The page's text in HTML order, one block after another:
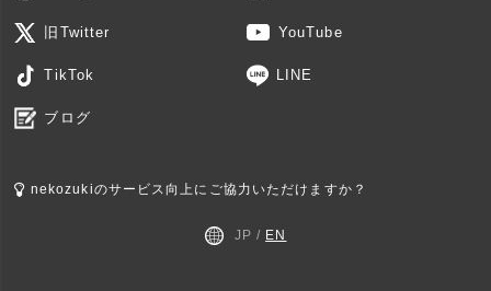
旧Twitter YouTube
TikTok LINE
ブログ
nekozukiのサービス向上にご協力いただけますか？
JP / EN